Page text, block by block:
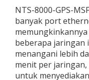
NTS-8000-GPS-
banyak port
beberapa jaringan
menangani lebih
menit per
untuk